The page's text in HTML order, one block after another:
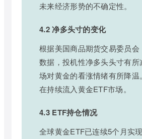
未来经济形势的不确定性。
4.2 净多头寸的变化
根据美国商品期货交易委员会
数据，投机性净多头头寸有所
场对黄金的看涨情绪有所降温
在持续流入黄金ETF市场。
4.3 ETF持仓情况
全球黄金ETF已连续5个月实